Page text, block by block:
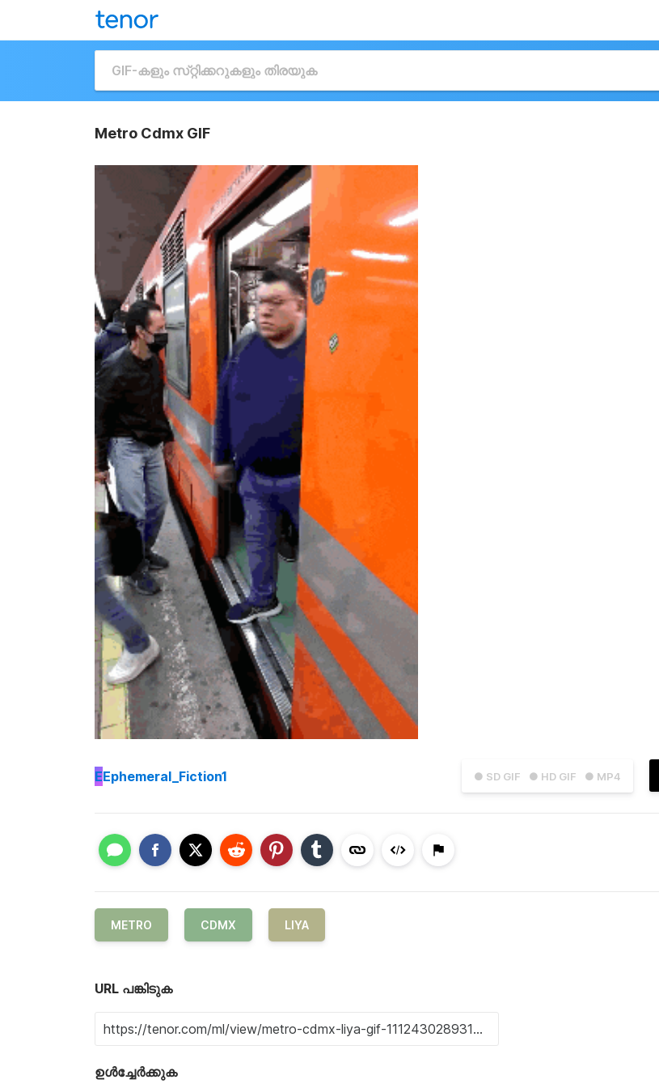
Metro Cdmx GIF
● SD GIF ● HD GIF ● MP4
EEphemeral_Fiction1
METRO CDMX LIYA
URL പങ്കിടുക
ഉൾച്ചേർക്കുക